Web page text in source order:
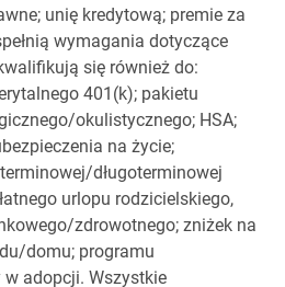
unię kredytową; premie za
wymagania dotyczące
się również do:
401(k); pakietu
okulistycznego; HSA;
na życie;
długoterminowej
urlopu rodzicielskiego,
zdrowotnego; zniżek na
domu; programu
adopcji. Wszystkie